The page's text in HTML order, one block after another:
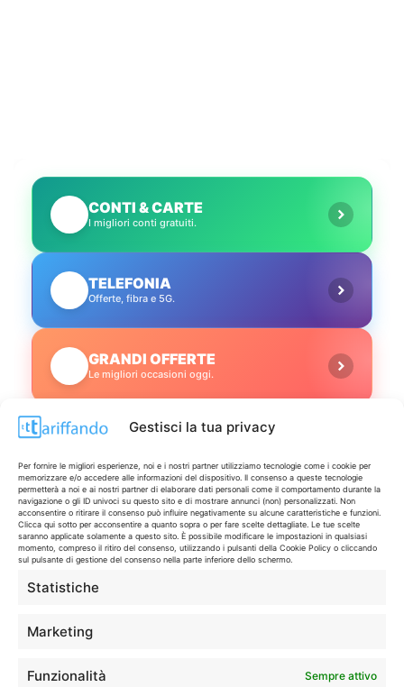
Gestisci la tua privacy
Per fornire le migliori esperienze, noi e i nostri partner utilizziamo tecnologie come i cookie per
memorizzare e/o accedere alle informazioni del dispositivo. Il consenso a queste tecnologie
permetterà a noi e ai nostri partner di elaborare dati personali come il comportamento durante la
navigazione o gli ID univoci su questo sito e di mostrare annunci (non) personalizzati. Non
acconsentire o ritirare il consenso può influire negativamente su alcune caratteristiche e funzioni.
Clicca qui sotto per acconsentire a quanto sopra o per fare scelte dettagliate. Le tue scelte
saranno applicate solamente a questo sito. È possibile modificare le impostazioni in qualsiasi
momento, compreso il ritiro del consenso, utilizzando i pulsanti della Cookie Policy o cliccando
sul pulsante di gestione del consenso nella parte inferiore dello schermo.
Statistiche
Marketing
Funzionalità Sempre attivo
CONTI & CARTE
I migliori conti gratuiti.
TELEFONIA
Offerte, fibra e 5G.
GRANDI OFFERTE
Le migliori occasioni oggi.
ISCRIVITI A TUTTO
LIVE OFFERTE
🔥
Tutte
💻
Tech